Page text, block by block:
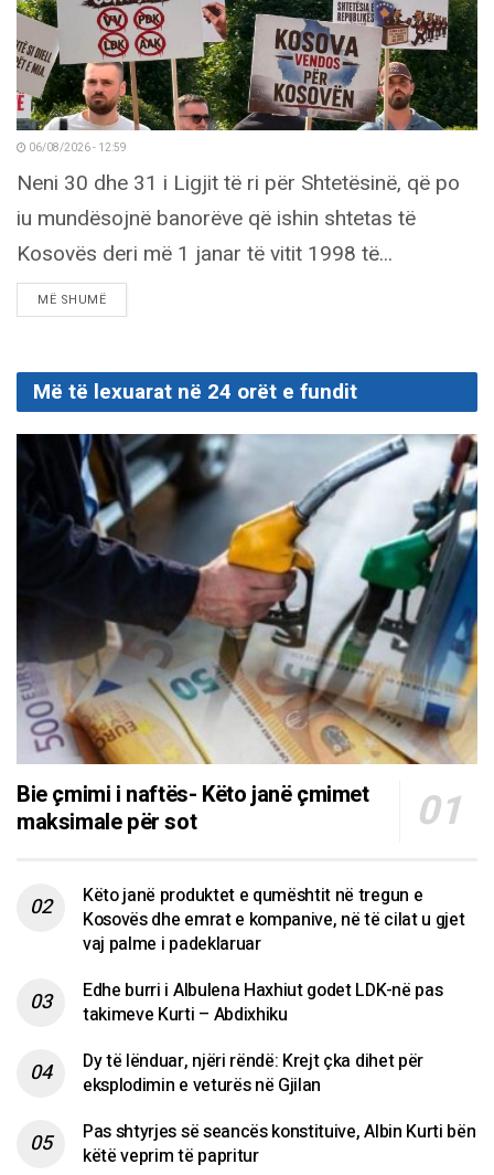
06/08/2026 - 12:59
Neni 30 dhe 31 i Ligjit të ri për Shtetësinë, që po
iu mundësojnë banorëve që ishin shtetas të
Kosovës deri më 1 janar të vitit 1998 të...
MË SHUMËDETAILS
Më të lexuarat në 24 orët e fundit
Bie çmimi i naftës- Këto janë çmimet
maksimale për sot
Këto janë produktet e qumështit në tregun e
Kosovës dhe emrat e kompanive, në të cilat u gjet
vaj palme i padeklaruar
Edhe burri i Albulena Haxhiut godet LDK-në pas
takimeve Kurti – Abdixhiku
Dy të lënduar, njëri rëndë: Krejt çka dihet për
eksplodimin e veturës në Gjilan
Pas shtyrjes së seancës konstituive, Albin Kurti bën
këtë veprim të papritur